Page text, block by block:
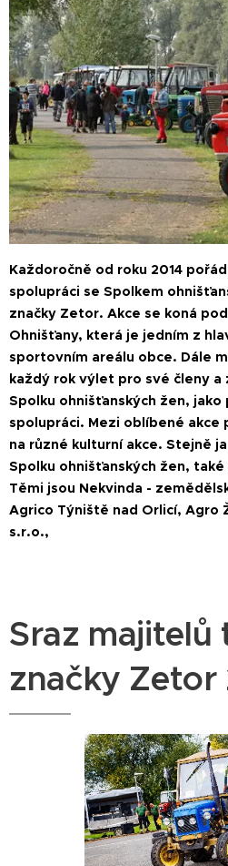
Každoročně od roku 2014
spolupráci se Spolkem
značky Zetor. Akce se koná
Ohnišťany, která je jedním z
sportovním areálu obce. Dále
každý rok výlet pro své členy a
Spolku ohnišťanských žen, jako
spolupráci. Mezi oblíbené
na různé kulturní akce. Stejně
Spolku ohnišťanských žen,
Těmi jsou Nekvinda -
Agrico Týniště nad Orlicí, Agro
s.r.o.,
Sraz
značky